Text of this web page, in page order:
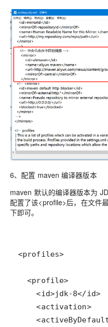
6、配置 maven 编译器版本
maven 默认的编译器版本为
配置了该<profile>后，在文件
下即可。
    <id>jdk-8</id>
    <activation>